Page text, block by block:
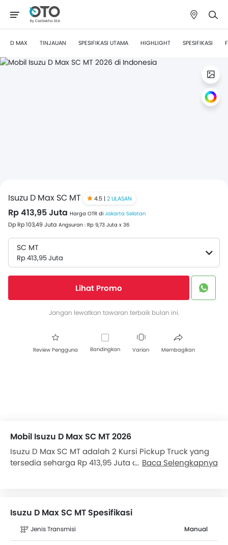
D MAX TINJAUAN SPESIFIKASI UTAMA HIGHLIGHT SPESIFIKASI
Isuzu D Max SC MT 4.5 | 2 ULASAN
Rp 413,95 Juta Harga OTR di Jakarta Selatan
Dp Rp 103,49 Juta Angsuran : Rp 9,73 Juta x 36
SC MT
Rp 413,95 Juta
Lihat Promo
Jangan lewatkan tawaran terbaik bulan ini.
Review Pengguna Bandingkan Varian Membagikan
Mobil Isuzu D Max SC MT 2026
Isuzu D Max SC MT adalah 2 Kursi Pickup Truck yang
tersedia seharga Rp 413,95 Juta di Indonesia. Mobil ini
untuk D Max SC MT berdasarkan fitur, jarak tempuh,
kenyamanan tempat duduk dan kinerja mesin.
Kompetitor terdekat D Max SC MT adalah Hilux 2.4L DSL
Single Cab 4x4 MT dan Triton Single Cab HDX 4x4 MT.
Baca Selengkapnya
Isuzu D Max SC MT Spesifikasi
Jenis Transmisi Manual